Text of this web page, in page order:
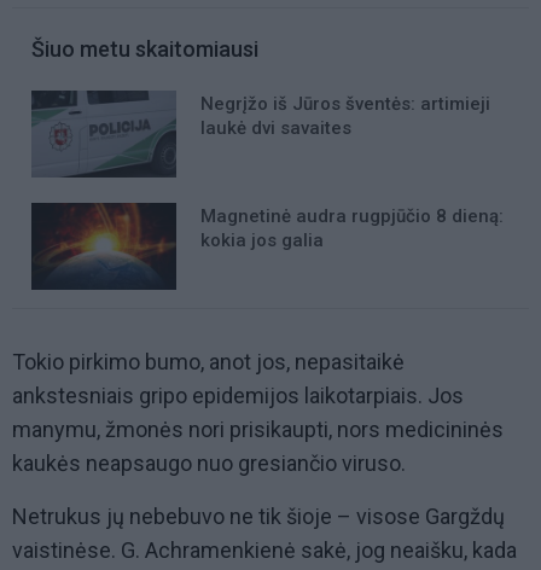
Šiuo metu skaitomiausi
Negrįžo iš Jūros šventės: artimieji
laukė dvi savaites
Magnetinė audra rugpjūčio 8 dieną:
kokia jos galia
Tokio pirkimo bumo, anot jos, nepasitaikė
ankstesniais gripo epidemijos laikotarpiais. Jos
manymu, žmonės nori prisikaupti, nors medicininės
kaukės neapsaugo nuo gresiančio viruso.
Netrukus jų nebebuvo ne tik šioje – visose Gargždų
vaistinėse. G. Achramenkienė sakė, jog neaišku, kada